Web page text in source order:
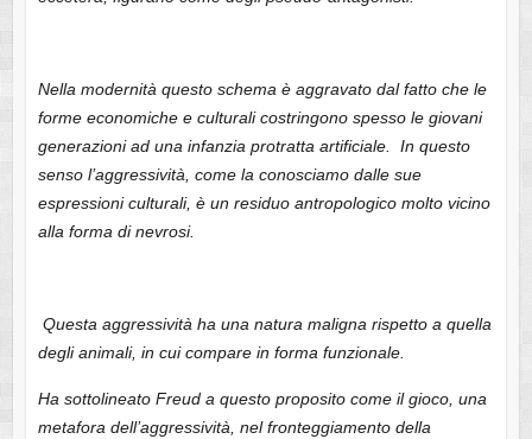
Nella modernità questo schema è aggravato dal fatto che le
forme economiche e culturali costringono spesso le giovani
generazioni ad una infanzia protratta artificiale. In questo
senso l’aggressività, come la conosciamo dalle sue
espressioni culturali, è un residuo antropologico molto vicino
alla forma di nevrosi.
Questa aggressività ha una natura maligna rispetto a quella
degli animali, in cui compare in forma funzionale.
Ha sottolineato Freud a questo proposito come il gioco, una
metafora dell’aggressività, nel fronteggiamento della